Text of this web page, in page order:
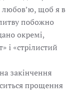
щоб я в
побожно
окремі,
і «стрілистий
закінчення
прощення